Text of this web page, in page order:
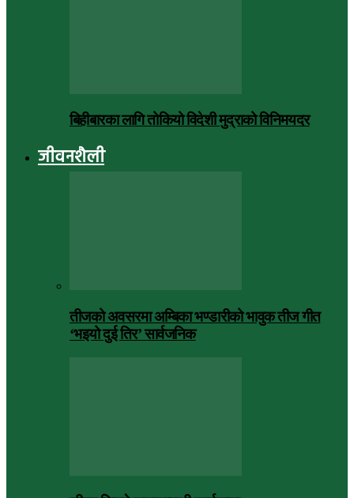
बिहीबारका लागि तोकियो विदेशी मुद्राको विनिमयदर
जीवनशैली
तीजको अवसरमा अम्बिका भण्डारीको भावुक तीज गीत
‘भइयो दुई तिर’ सार्वजनिक